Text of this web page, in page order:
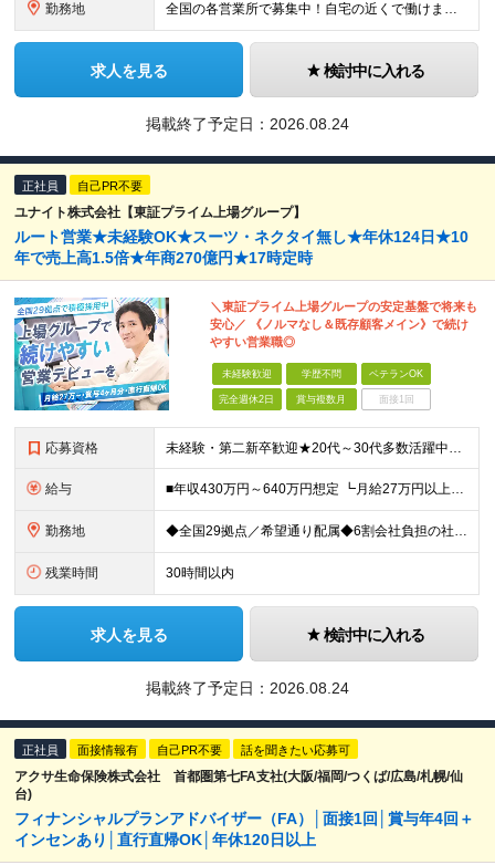
勤務地 全国の各営業所で募集中！自宅の近くで働けます。 ※住所は一部の営業所のみ載せています ★詳細は以下のリンクをご覧ください https://www.fujiyakuhin.co.jp/shop/eig
求人を見る 検討中に入れる
掲載終了予定日： 2026.08.24
正社員 自己PR不要
ユナイト株式会社【東証プライム上場グループ】
ルート営業★未経験OK★スーツ・ネクタイ無し★年休124日★10
年で売上高1.5倍★年商270億円★17時定時
＼東証プライム上場グループの安定基盤で将来も
安心／ 《ノルマなし＆既存顧客メイン》で続け
やすい営業職◎
未経験歓迎 学歴不問 ベテランOK
完全週休2日 賞与複数月 面接1回
応募資格 未経験・第二新卒歓迎★20代～30代多数活躍中！ ■普通自動車運転免許（AT限定可） ■学歴不問 ＜こんな方に向いています！＞ ◎営業の仕事に興味がある ◎未経験から専門知識を身につけたい ◎長く働
給与 ■年収430万円～640万円想定 ┗月給27万円以上～40万円（地域手当を含む）＋諸手当＋賞与年2回（4.0ヶ月※2024年度実績） ・地域手当…6,000円～30,000円（勤務地・帯同家族の有無に
勤務地 ◆全国29拠点／希望通り配属◆6割会社負担の社宅制度（借り上げ社宅※規定あり） ◆転居を伴う転勤なし ◆U・Iターン歓迎 ◆マイカー通勤可 ★建設ICT推進課（埼玉久喜市）積極採用中★ 【北海道エ
残業時間 30時間以内
求人を見る 検討中に入れる
掲載終了予定日： 2026.08.24
正社員 面接情報有 自己PR不要 話を聞きたい応募可
アクサ生命保険株式会社 首都圏第七FA支社(大阪/福岡/つくば/広島/札幌/仙
台)
フィナンシャルプランアドバイザー（FA）│面接1回│賞与年4回＋
インセンあり│直行直帰OK│年休120日以上